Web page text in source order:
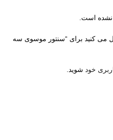
نشده است.
می کنید برای “سنتور موسوی سه
خود شوید.